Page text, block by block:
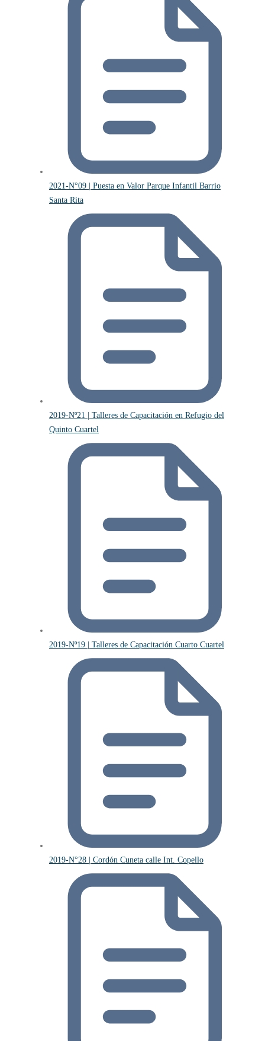
2021-N°09 | Puesta en Valor Parque Infantil Barrio
Santa Rita
2019-Nº21 | Talleres de Capacitación en Refugio del
Quinto Cuartel
2019-Nº19 | Talleres de Capacitación Cuarto Cuartel
2019-N°28 | Cordón Cuneta calle Int. Copello